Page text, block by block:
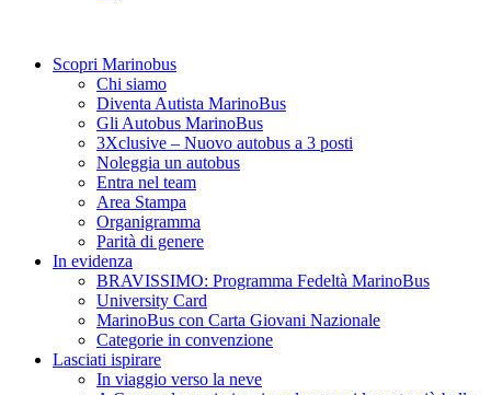
Scopri Marinobus
Chi siamo
Diventa Autista MarinoBus
Gli Autobus MarinoBus
3Xclusive – Nuovo autobus a 3 posti
Noleggia un autobus
Entra nel team
Area Stampa
Organigramma
Parità di genere
In evidenza
BRAVISSIMO: Programma Fedeltà MarinoBus
University Card
MarinoBus con Carta Giovani Nazionale
Categorie in convenzione
Lasciati ispirare
In viaggio verso la neve